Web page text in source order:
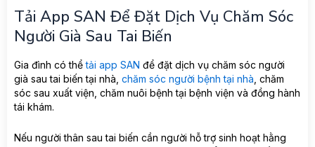
Tải App SAN Để Đặt Dịch Vụ Chăm Sóc
Người Già Sau Tai Biến
Gia đình có thểtải app SAN để đặt dịch vụ chăm sóc người
già sau tai biến tại nhà, chăm sóc người bệnh tại nhà , chăm
sóc sau xuất viện, chăm nuôi bệnh tại bệnh viện và đồng hành
tái khám.
Nếu người thân sau tai biến cần người hỗ trợ sinh hoạt hằng